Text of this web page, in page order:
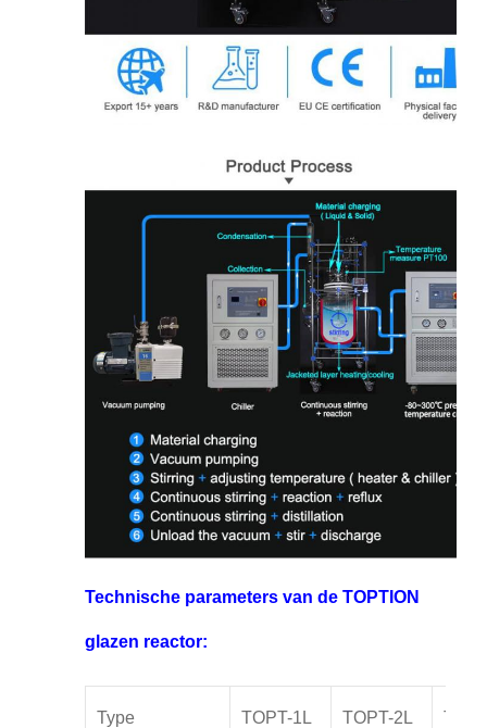
Technische parameters van de TOPTION
glazen reactor:
Type TOPT-1L TOPT-2L